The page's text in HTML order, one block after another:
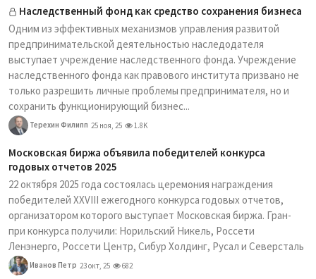
Наследственный фонд как средство сохранения бизнеса
Одним из эффективных механизмов управления развитой
предпринимательской деятельностью наследодателя
выступает учреждение наследственного фонда. Учреждение
наследственного фонда как правового института призвано не
только разрешить личные проблемы предпринимателя, но и
сохранить функционирующий бизнес...
Терехин Филипп 25 ноя, 25 1.8K
Московская биржа объявила победителей конкурса
годовых отчетов 2025
22 октября 2025 года состоялась церемония награждения
победителей XXVIII ежегодного конкурса годовых отчетов,
организатором которого выступает Московская биржа. Гран-
при конкурса получили: Норильский Никель, Россети
Ленэнерго, Россети Центр, Сибур Холдинг, Русал и Северсталь
Иванов Петр 23 окт, 25 682